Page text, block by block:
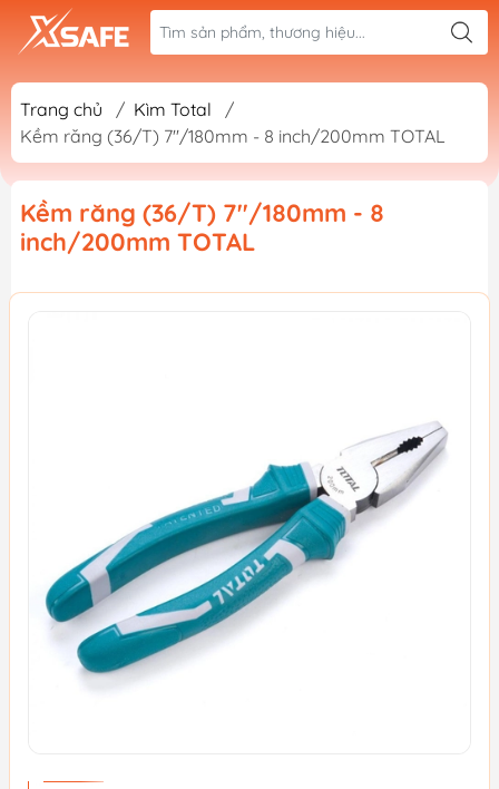
Trang chủ / Kìm Total
/
Kềm răng (36/T) 7''/180mm - 8 inch/200mm TOTAL
Kềm răng (36/T) 7''/180mm - 8
inch/200mm TOTAL